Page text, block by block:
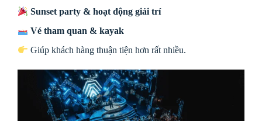
Sunset party & hoạt động giải trí
Vé tham quan & kayak
Giúp khách hàng thuận tiện hơn rất nhiều.